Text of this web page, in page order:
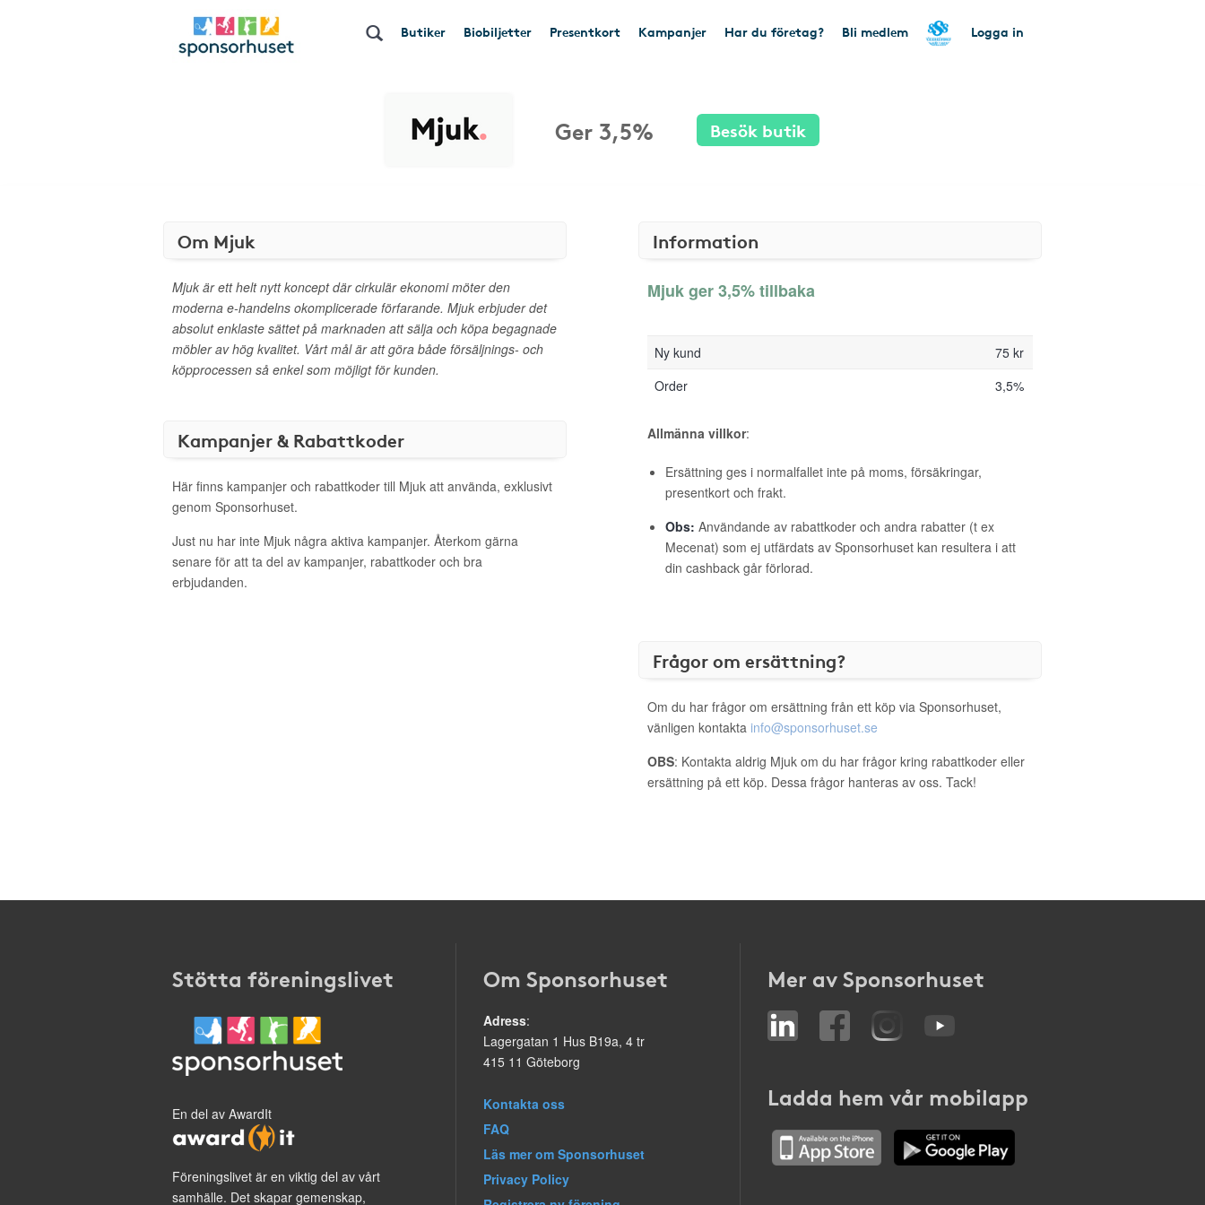
Butiker Biobiljetter Presentkort Kampanjer Har du företag? Bli medlem Logga in
Ger 3,5% Besök butik
Om Mjuk
Mjuk är ett helt nytt koncept där cirkulär ekonomi möter den
moderna e-handelns okomplicerade förfarande. Mjuk erbjuder det
absolut enklaste sättet på marknaden att sälja och köpa begagnade
möbler av hög kvalitet. Vårt mål är att göra både försäljnings- och
köpprocessen så enkel som möjligt för kunden.
Kampanjer & Rabattkoder
Här finns kampanjer och rabattkoder till Mjuk att använda, exklusivt
genom Sponsorhuset.
Just nu har inte Mjuk några aktiva kampanjer. Återkom gärna
senare för att ta del av kampanjer, rabattkoder och bra
erbjudanden.
Information
Mjuk ger 3,5% tillbaka
Ny kund
75 kr
Order
3,5%
Allmänna villkor:
Ersättning ges i normalfallet inte på moms, försäkringar,
presentkort och frakt.
Obs: Användande av rabattkoder och andra rabatter (t ex
Mecenat) som ej utfärdats av Sponsorhuset kan resultera i att
din cashback går förlorad.
Frågor om ersättning?
Om du har frågor om ersättning från ett köp via Sponsorhuset,
vänligen kontakta info@sponsorhuset.se
OBS: Kontakta aldrig Mjuk om du har frågor kring rabattkoder eller
ersättning på ett köp. Dessa frågor hanteras av oss. Tack!
Stötta föreningslivet
En del av AwardIt
Föreningslivet är en viktig del av vårt
samhälle. Det skapar gemenskap,
Om Sponsorhuset
Adress:
Lagergatan 1 Hus B19a, 4 tr
415 11 Göteborg
Kontakta oss
FAQ
Läs mer om Sponsorhuset
Privacy Policy
Mer av Sponsorhuset
Ladda hem vår mobilapp